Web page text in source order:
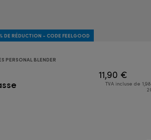
DE RÉDUCTION - CODE FEELGOOD
PERSONAL BLENDER
11,90 €
TVA incluse de